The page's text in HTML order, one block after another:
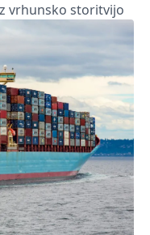
vrhunsko storitvijo